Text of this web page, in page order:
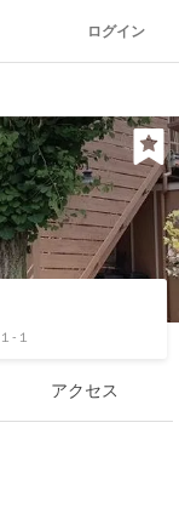
ログイン
-１
アクセス